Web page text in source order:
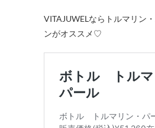
VITAJUWELならトルマリン
ンがオススメ♡